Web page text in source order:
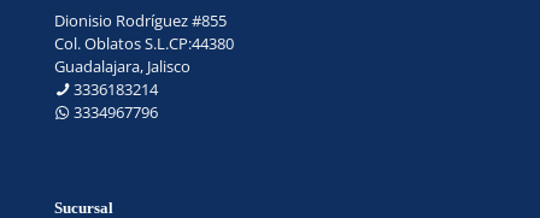
Dionisio Rodríguez #855
Col. Oblatos S.L.CP:44380
Guadalajara, Jalisco
3336183214
3334967796
Sucursal